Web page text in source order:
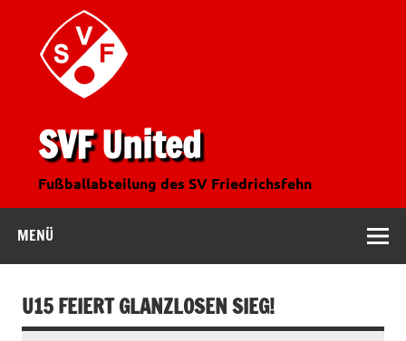
SVF United
Fußballabteilung des SV Friedrichsfehn
MENÜ
U15 FEIERT GLANZLOSEN SIEG!